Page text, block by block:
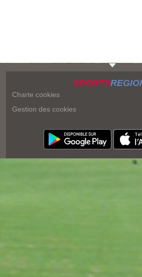
SPORTS
Charte cookies
Gestion des cookies